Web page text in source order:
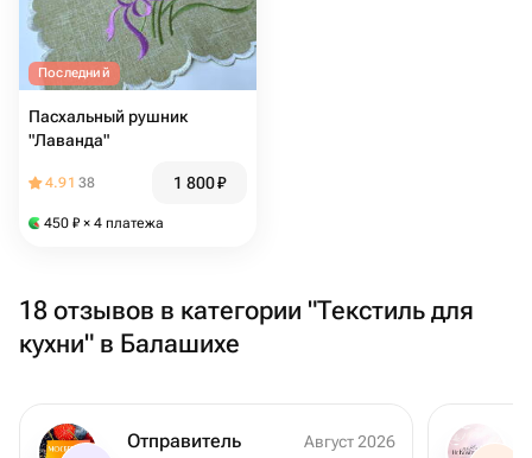
Последний
Пасхальный рушник
"Лаванда"
4.91 38 1 800₽
450 ₽ × 4 платежа
18 отзывов в категории "Текстиль для
кухни" в Балашихе
Отправитель
Август 2026